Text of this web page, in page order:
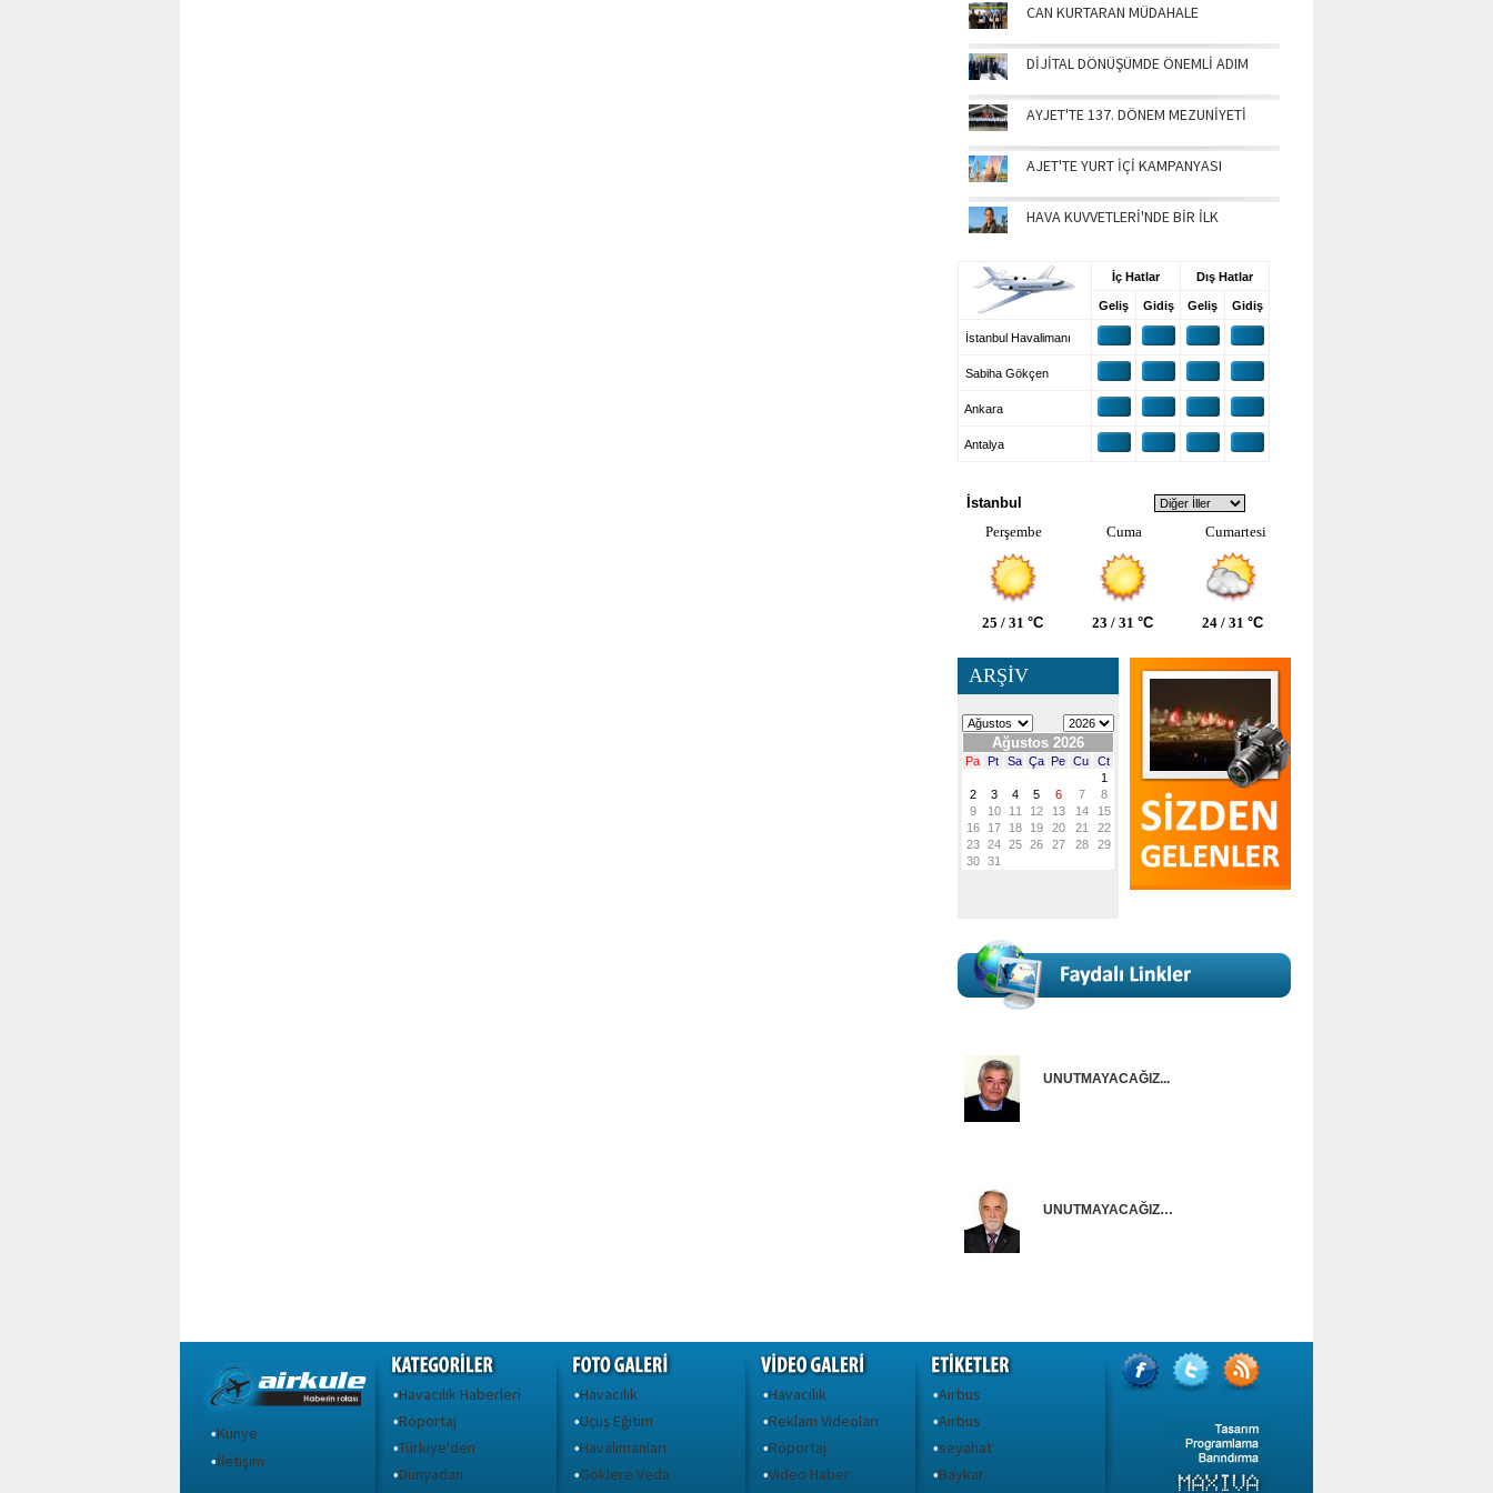
CAN KURTARAN MÜDAHALE
DİJİTAL DÖNÜŞÜMDE ÖNEMLİ ADIM
AYJET'TE 137. DÖNEM MEZUNİYETİ
AJET'TE YURT İÇİ KAMPANYASI
HAVA KUVVETLERİ'NDE BİR İLK
İç Hatlar Dış Hatlar
Geliş Gidiş Geliş Gidiş
İstanbul Havalimanı
Sabiha Gökçen
Ankara
Antalya
İstanbul
Perşembe
Cuma Cumartesi
25 / 31 °C 23 / 31 °C 24 / 31 °C
ARŞİV
UNUTMAYACAĞIZ...
UNUTMAYACAĞIZ…
•Künye
•İletişim
•Havacılık Haberleri
•Röportaj
•Türkiye'den
•Dünyadan
•Havacılık
•Uçuş Eğitim
•Havalimanları
•Göklere Veda
•Havacılık
•Reklam Videoları
•Röportaj
•Video Haber
•Airbus
•Airbus
•seyahat
•Baykar